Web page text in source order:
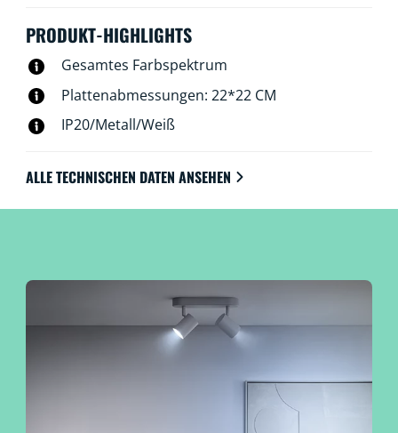
jede Aktivität.
PRODUKT-HIGHLIGHTS
Gesamtes Farbspektrum
Plattenabmessungen: 22*22 CM
IP20/Metall/Weiß
ALLE TECHNISCHEN DATEN ANSEHEN